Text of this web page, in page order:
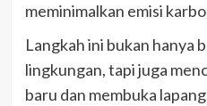
meminimalkan emisi
Langkah ini bukan hanya
lingkungan, tapi juga
baru dan membuka